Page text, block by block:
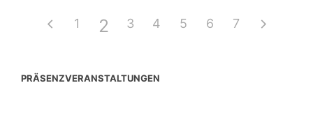
1 2 3 4 5 6 7
PRÄSENZVERANSTALTUNGEN